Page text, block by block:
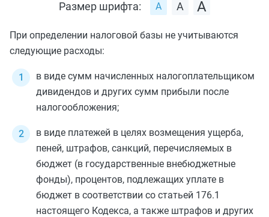
Размер шрифта:
При определении налоговой базы не учитываются
следующие расходы:
в виде сумм начисленных налогоплательщиком
дивидендов и других сумм прибыли после
налогообложения;
в виде платежей в целях возмещения ущерба,
пеней, штрафов, санкций, перечисляемых в
бюджет (в государственные внебюджетные
фонды), процентов, подлежащих уплате в
бюджет в соответствии со статьей 176.1
настоящего Кодекса, а также штрафов и других